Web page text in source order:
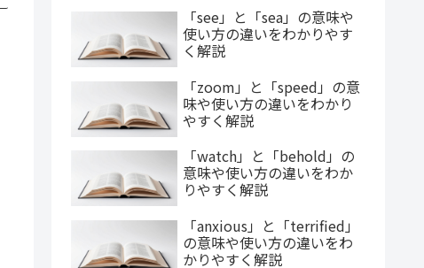
「see」と「sea」の意味や
使い方の違いをわかりやす
く解説
「zoom」と「speed」の意
味や使い方の違いをわかり
やすく解説
「watch」と「behold」の
意味や使い方の違いをわか
りやすく解説
「anxious」と「terrified」
の意味や使い方の違いをわ
かりやすく解説